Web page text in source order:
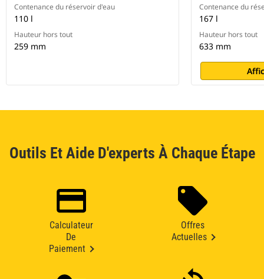
Contenance du réservoir d'eau
110 l
Hauteur hors tout
259 mm
Contenance du
167 l
Hauteur hors tout
633 mm
Outils Et Aide D'experts À Chaque Étape
Calculateur
De
Paiement
Offres
Actuelles